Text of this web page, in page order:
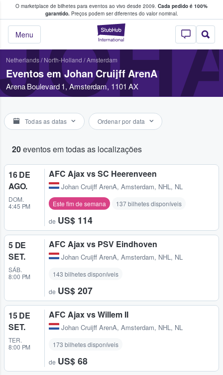
O marketplace de bilhetes para eventos ao vivo desde 2009. Cada pedido é 100%
garantido.Preços podem ser diferentes do valor nominal.
StubHub – onde
Menu
fãs compram e vendem bilhetes
Netherlands/ North-Holland /Amsterdam
Eventos em Johan Cruijff ArenA
Arena Boulevard 1, Amsterdam, 1101 AX
Todas as datas Ordenar por data
20eventos em todas as localizações
16 DE
AGO.
DOM.
4:45 PM
AFC Ajax vs SC Heerenveen
Johan Cruijff ArenA, Amsterdam, NHL, NL
Este fim de semana 137 bilhetes disponíveis
de US$ 114
5 DE
SET.
SÁB.
8:00 PM
AFC Ajax vs PSV Eindhoven
Johan Cruijff ArenA, Amsterdam, NHL, NL
143 bilhetes disponíveis
de US$ 207
15 DE
SET.
TER.
8:00 PM
AFC Ajax vs Willem II
Johan Cruijff ArenA, Amsterdam, NHL, NL
173 bilhetes disponíveis
de US$ 68